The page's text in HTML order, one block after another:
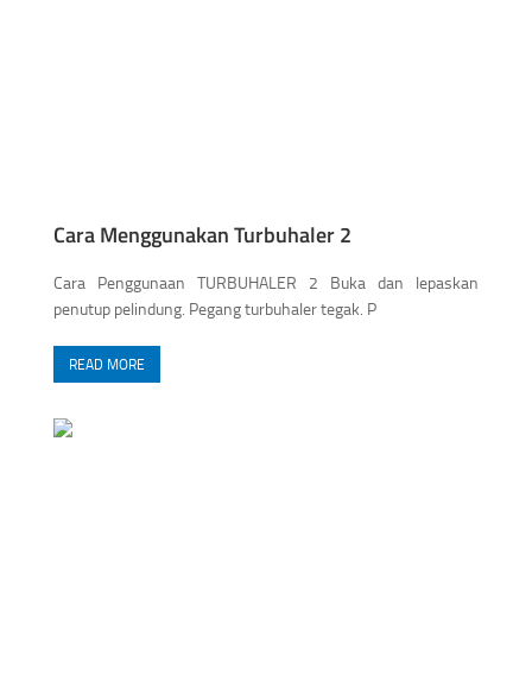
Cara Menggunakan Turbuhaler 2
Cara Penggunaan TURBUHALER 2 Buka dan lepaskan
penutup pelindung. Pegang turbuhaler tegak. P
READ MORE